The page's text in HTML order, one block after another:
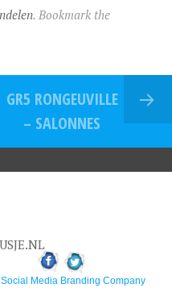
. Bookmark the
GR5 RONGEUVILLE
– SALONNES
Media Branding Company